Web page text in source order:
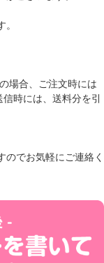
。
場合、ご注文時には
時には、送料分を引
でお気軽にご連絡く